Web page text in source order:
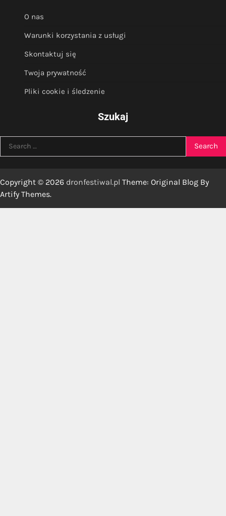
O nas
Warunki korzystania z usługi
Skontaktuj się
Twoja prywatność
Pliki cookie i śledzenie
Szukaj
Copyright © 2026 dronfestiwal.pl Theme: Original Blog By
Artify Themes.